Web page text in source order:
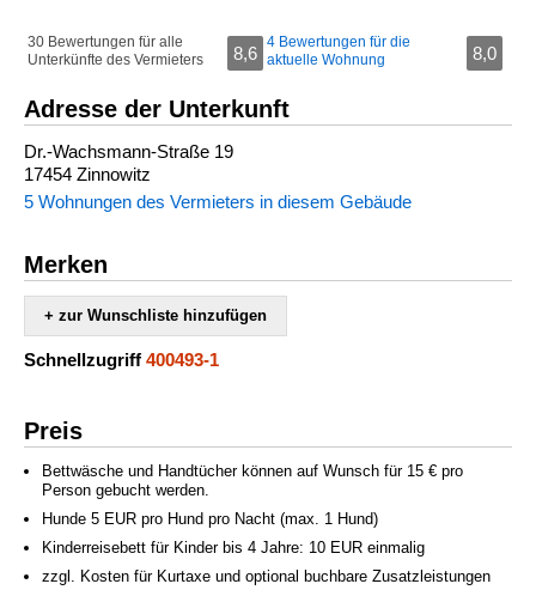
30 Bewertungen für alle
Unterkünfte des Vermieters
8,6
4 Bewertungen für die
aktuelle Wohnung
8,0
Adresse der Unterkunft
Dr.-Wachsmann-Straße 19
17454 Zinnowitz
5 Wohnungen des Vermieters in diesem Gebäude
Merken
+ zur Wunschliste hinzufügen
Schnellzugriff 400493-1
Preis
Bettwäsche und Handtücher können auf Wunsch für 15 € pro
Person gebucht werden.
Hunde 5 EUR pro Hund pro Nacht (max. 1 Hund)
Kinderreisebett für Kinder bis 4 Jahre: 10 EUR einmalig
zzgl. Kosten für Kurtaxe und optional buchbare Zusatzleistungen